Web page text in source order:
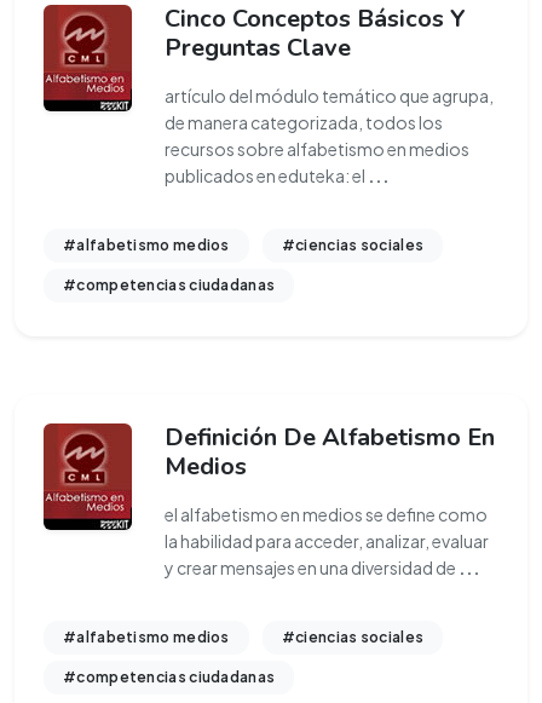
Cinco Conceptos Básicos Y
Preguntas Clave
artículo del módulo temático que agrupa,
de manera categorizada, todos los
recursos sobre alfabetismo en medios
publicados en eduteka: el ...
#alfabetismo medios #ciencias sociales
#competencias ciudadanas
Definición De Alfabetismo En
Medios
el alfabetismo en medios se define como
la habilidad para acceder, analizar, evaluar
y crear mensajes en una diversidad de ...
#alfabetismo medios #ciencias sociales
#competencias ciudadanas